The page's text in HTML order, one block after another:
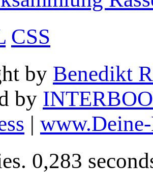
CSS
by Benedikt
by
|
0,283